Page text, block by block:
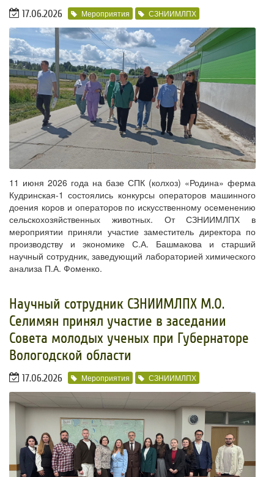
17.06.2026 Мероприятия СЗНИИМЛПХ
11 июня 2026 года на базе СПК (колхоз) «Родина» ферма
Кудринская-1 состоялись конкурсы операторов машинного
доения коров и операторов по искусственному осеменению
сельскохозяйственных животных. От СЗНИИМЛПХ в
мероприятии приняли участие заместитель директора по
производству и экономике С.А. Башмакова и старший
научный сотрудник, заведующий лабораторией химического
анализа П.А. Фоменко.
​Научный сотрудник СЗНИИМЛПХ М.О.
Селимян принял участие в заседании
Совета молодых ученых при Губернаторе
Вологодской области
17.06.2026 Мероприятия СЗНИИМЛПХ